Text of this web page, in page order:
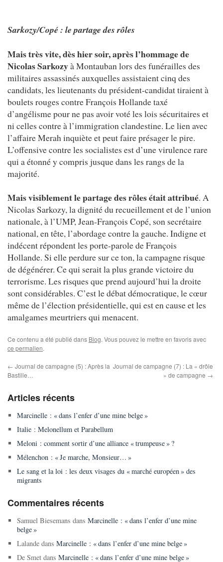
Sarkozy/Copé : le partage des rôles
Mais très vite, dès hier soir, après l’hommage de
Nicolas Sarkozyà Montauban lors des funérailles des
militaires assassinés auxquelles assistaient cinq des
candidats, les lieutenants du président-candidat tiraient à
boulets rouges contre François Hollande taxé
d’angélisme pour ne pas avoir voté les lois sécuritaires et
ni celles contre à l’immigration clandestine. Le lien avec
l’affaire Merah inquiète et peut faire présager le pire.
L’offensive contre les socialistes est d’une virulence rare
qui a étonné y compris jusque dans les rangs de la
majorité.
Mais visiblement le partage des rôles était attribué. A
Nicolas Sarkozy, la dignité du recueillement et de l’union
nationale, à l’UMP, Jean-François Copé, son secrétaire
national, en tête, l’abordage contre la gauche. Indigne et
indécent répondent les porte-parole de François
Hollande. Si elle perdure sur ce ton, la campagne risque
de dégénérer. Ce qui serait la plus grande victoire du
terrorisme. Les risques que prend aujourd’hui la droite
sont considérables. C’est le débat démocratique, le cœur
même de l’élection présidentielle, qui est en cause et les
amalgames meurtriers qui menacent.
Ce contenu a été publié dans Blog. Vous pouvez le mettre en favoris avec
ce permalien.
← Journal de campagne (5) : Après la
Bastille…
Journal de campagne (7) : La « drôle
» de campagne →
Articles récents
Marcinelle : « dans l’enfer d’une mine belge »
Italie : Melonellum et Parabellum
Meloni : comment sortir d’une alliance « trumpeuse » ?
Mélenchon : « Je marche, Monsieur… »
Le sang et la loi : les deux visages du « marché européen » des
migrants
Commentaires récents
Samuel Biesemans dans Marcinelle : « dans l’enfer d’une mine
belge »
Lalandedans Marcinelle : « dans l’enfer d’une mine belge »
De Smetdans Marcinelle : « dans l’enfer d’une mine belge »